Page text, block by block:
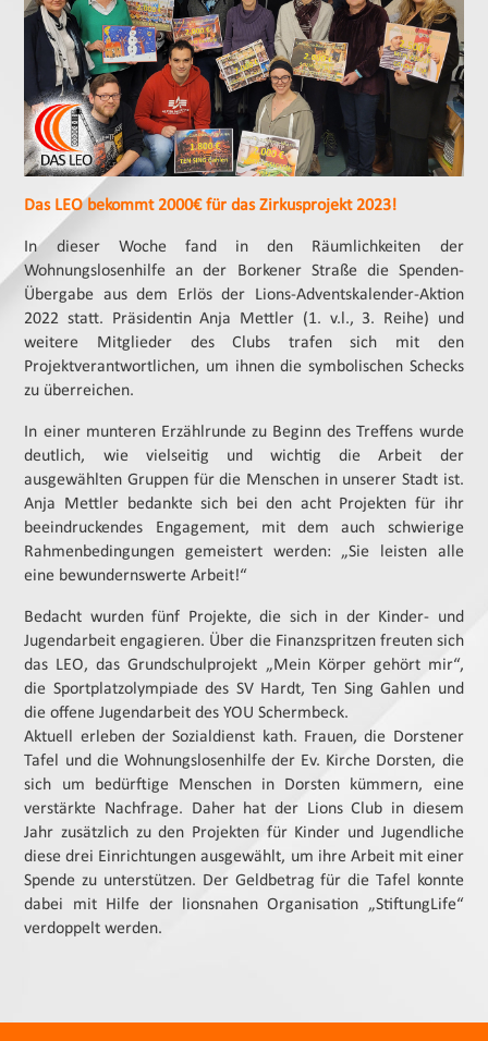
Das LEO bekommt 2000€ für das Zirkusprojekt 2023!
In dieser Woche fand in den Räumlichkeiten der
Wohnungslosenhilfe an der Borkener Straße die Spenden-
Übergabe aus dem Erlös der Lions-Adventskalender-Aktion
2022 statt. Präsidentin Anja Mettler (1. v.l., 3. Reihe) und
weitere Mitglieder des Clubs trafen sich mit den
Projektverantwortlichen, um ihnen die symbolischen Schecks
zu überreichen.
In einer munteren Erzählrunde zu Beginn des Treffens wurde
deutlich, wie vielseitig und wichtig die Arbeit der
ausgewählten Gruppen für die Menschen in unserer Stadt ist.
Anja Mettler bedankte sich bei den acht Projekten für ihr
beeindruckendes Engagement, mit dem auch schwierige
Rahmenbedingungen gemeistert werden: „Sie leisten alle
eine bewundernswerte Arbeit!“
Bedacht wurden fünf Projekte, die sich in der Kinder- und
Jugendarbeit engagieren. Über die Finanzspritzen freuten sich
das LEO, das Grundschulprojekt „Mein Körper gehört mir“,
die Sportplatzolympiade des SV Hardt, Ten Sing Gahlen und
die offene Jugendarbeit des YOU Schermbeck.
Aktuell erleben der Sozialdienst kath. Frauen, die Dorstener
Tafel und die Wohnungslosenhilfe der Ev. Kirche Dorsten, die
sich um bedürftige Menschen in Dorsten kümmern, eine
verstärkte Nachfrage. Daher hat der Lions Club in diesem
Jahr zusätzlich zu den Projekten für Kinder und Jugendliche
diese drei Einrichtungen ausgewählt, um ihre Arbeit mit einer
Spende zu unterstützen. Der Geldbetrag für die Tafel konnte
dabei mit Hilfe der lionsnahen Organisation „StiftungLife“
verdoppelt werden.